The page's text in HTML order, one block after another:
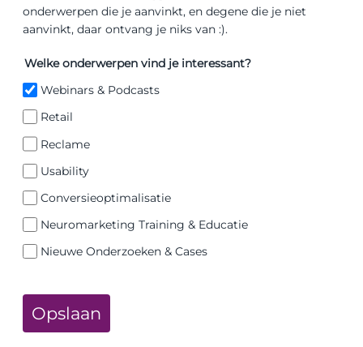
onderwerpen die je aanvinkt, en degene die je niet
aanvinkt, daar ontvang je niks van :).
Welke onderwerpen vind je interessant?
Webinars & Podcasts
Retail
Reclame
Usability
Conversieoptimalisatie
Neuromarketing Training & Educatie
Nieuwe Onderzoeken & Cases
Opslaan